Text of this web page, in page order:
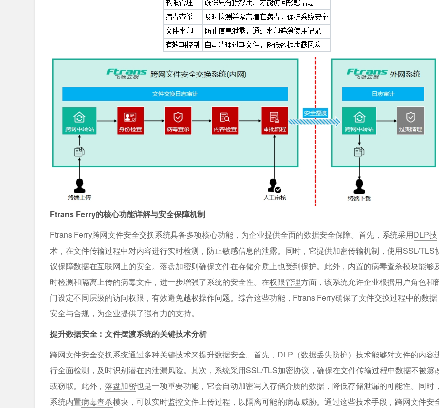
Ftrans Ferry的核心功能详解与安全保障机制
Ftrans Ferry跨网文件安全交换系统具备多项核心功能，为企业提供全面的数据安全保障。首先，系统采用DLP技
术 ，在文件传输过程中对内容进行实时检测，防止敏感信息的泄露。同时，它提供加密传输机制，使用SSL/TLS
议保障数据在互联网上的安全。 落盘加密则确保文件在存储介质上也受到保护。此外，内置的病毒查杀模块能够
时检测和隔离上传的病毒文件，进一步增强了系统的安全性。在权限管理方面，该系统允许企业根据用户角色和
门设定不同层级的访问权限，有效避免越权操作问题。综合这些功能，Ftrans Ferry确保了文件交换过程中的数据
安全与合规，为企业提供了强有力的支持。
提升数据安全：文件摆渡系统的关键技术分析
跨网文件安全交换系统通过多种关键技术来提升数据安全。首先， DLP（数据丢失防护） 技术能够对文件的内容
行全面检测，及时识别潜在的泄漏风险。其次，系统采用SSL/TLS加密协议，确保在文件传输过程中数据不被篡
或窃取。此外， 落盘加密也是一项重要功能，它会自动加密写入存储介质的数据，降低存储泄漏的可能性。同时，
系统内置病毒查杀模块，可以实时监控文件上传过程，以隔离可能的病毒威胁。通过这些技术手段，跨网文件安